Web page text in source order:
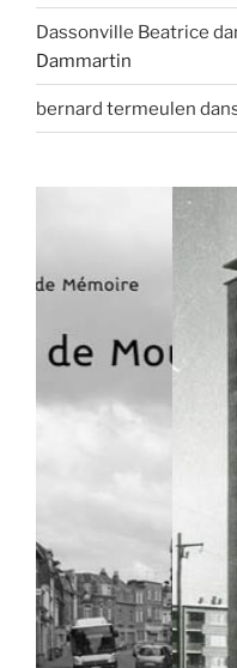
Dassonville Beatrice
Dammartin
bernard termeulen